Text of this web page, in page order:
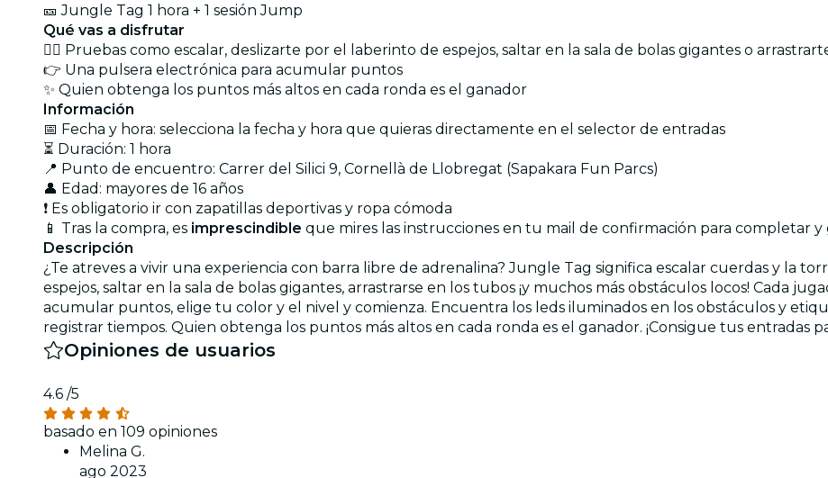
🎫 Jungle Tag 1 hora + 1 sesión Jump
Qué vas a disfrutar
🏃‍♀️ Pruebas como escalar, deslizarte por el laberinto de espejos, saltar en la sala de bolas gigantes o
👉 Una pulsera electrónica para acumular puntos
✨ Quien obtenga los puntos más altos en cada ronda es el ganador
Información
📅 Fecha y hora: selecciona la fecha y hora que quieras directamente en el selector de entradas
⏳ Duración: 1 hora
📍 Punto de encuentro: Carrer del Silici 9, Cornellà de Llobregat (Sapakara Fun Parcs)
👤 Edad: mayores de 16 años
❗ Es obligatorio ir con zapatillas deportivas y ropa cómoda
📱 Tras la compra, es imprescindible que mires las instrucciones en tu mail de confirmación para completar
Descripción
¿Te atreves a vivir una experiencia con barra libre de adrenalina? Jungle Tag significa escalar cuerdas y la
espejos, saltar en la sala de bolas gigantes, arrastrarse en los tubos ¡y muchos más obstáculos locos! Cada
acumular puntos, elige tu color y el nivel y comienza. Encuentra los leds iluminados en los obstáculos y
registrar tiempos. Quien obtenga los puntos más altos en cada ronda es el ganador. ¡Consigue tus entradas
Opiniones de usuarios
4.6 /5
basado en 109 opiniones
Melina G.
ago 2023